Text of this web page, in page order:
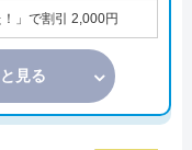
！」で割引 2,000円
見る